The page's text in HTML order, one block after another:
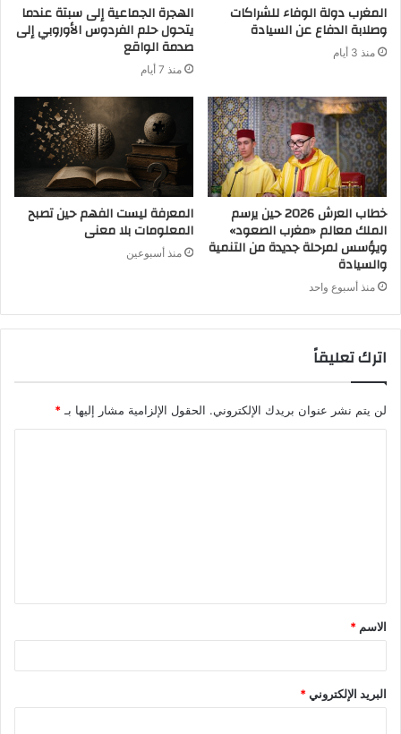
المغرب دولة الوفاء للشراكات
وصلابة الدفاع عن السيادة
منذ 3 أيام
الهجرة الجماعية إلى سبتة عندما
يتحول حلم الفردوس الأوروبي إلى
صدمة الواقع
منذ 7 أيام
خطاب العرش 2026 حين يرسم
الملك معالم «مغرب الصعود»
ويؤسس لمرحلة جديدة من التنمية
والسيادة
منذ أسبوع واحد
المعرفة ليست الفهم حين تصبح
المعلومات بلا معنى
منذ أسبوعين
اترك تعليقاً
لن يتم نشر عنوان بريدك الإلكتروني. الحقول الإلزامية مشار إليها بـ*
الاسم *
البريد الإلكتروني*